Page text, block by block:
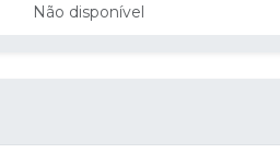
Não disponível